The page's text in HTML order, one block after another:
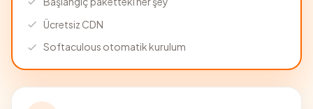
Ücretsiz CDN
Softaculous otomatik kurulum